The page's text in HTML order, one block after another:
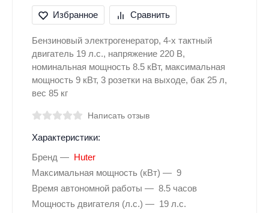
Избранное Сравнить
Бензиновый электрогенератор, 4-х тактный
двигатель 19 л.с., напряжение 220 В,
номинальная мощность 8.5 кВт, максимальная
мощность 9 кВт, 3 розетки на выходе, бак 25 л,
вес 85 кг
Написать отзыв
Характеристики:
Бренд
Huter
Максимальная мощность (кВт)
9
Время автономной работы
8.5 часов
Мощность двигателя (л.с.)
19 л.с.